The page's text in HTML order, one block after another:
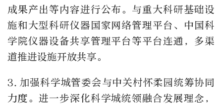
成果产出等内容进行公布。与重大科研基础设
施和大型科研仪器国家网络管理平台、中国科
学院仪器设备共享管理平台等平台连通，多渠
道推进设施开放共享。
3. 加强科学城管委会与中关村怀柔园统筹协同
力度。进一步深化科学城统领融合发展理念，